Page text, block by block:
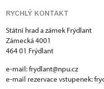
RYCHLÝ KONTAKT
Státní hrad a zámek Frýdlant
Zámecká 4001
464 01 Frýdlant
e-mail:frydlant@npu.cz
e-mail rezervace vstupenek: